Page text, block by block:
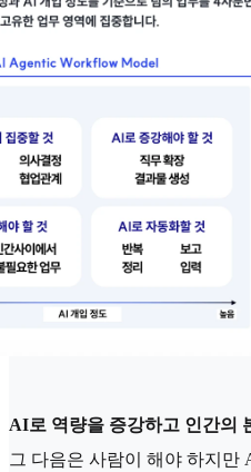
AI로 역량을 증강하고 인간의
그 다음은 사람이 해야 하지만